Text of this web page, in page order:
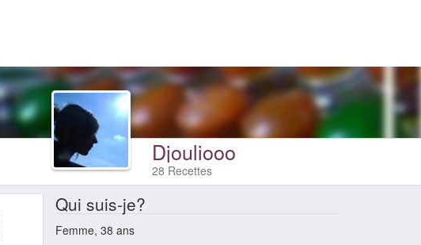
Djouliooo
28 Recettes
Qui suis-je?
Femme, 38 ans